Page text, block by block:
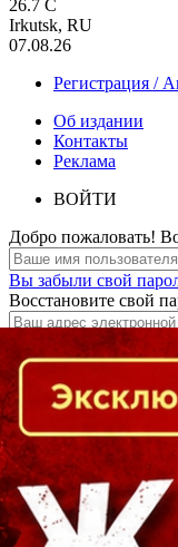
26.7 C
Irkutsk, RU
07.08.26
Регистрация /
Об издании
Контакты
Реклама
ВОЙТИ
Добро пожаловать!
Вы забыли свой
Восстановите свой
Кто есть кто в